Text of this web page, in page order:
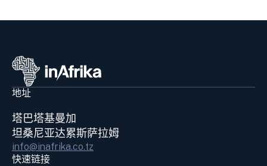
地址
塔巴塔基曼加
坦桑尼亚达累斯萨拉姆
info@inafrika.co.tz
快速链接